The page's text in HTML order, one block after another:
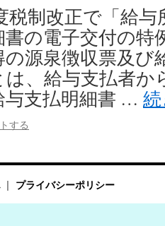
改正で「給与
の電子交付の特
源泉徴収票及び
、給与支払者か
与支払明細書 …
する
プライバシーポリシー